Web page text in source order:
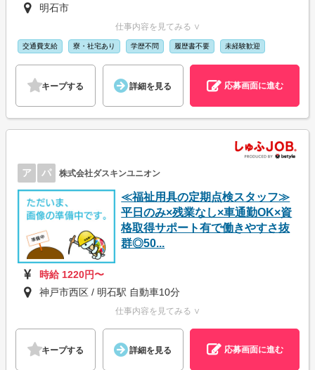
明石市
仕事内容を見てみる ∨
交通費支給 寮・社宅あり 学歴不問 履歴書不要 未経験歓迎
キープする 詳細を見る 応募画面に進む
ア パ 株式会社ダスキンユニオン
≪福祉用具の定期点検スタッフ≫
平日のみ×残業なし×車通勤OK×資
格取得サポート有で働きやすさ抜
群◎50...
時給 1220円〜
神戸市西区 / 明石駅 自動車10分
仕事内容を見てみる ∨
キープする 詳細を見る 応募画面に進む